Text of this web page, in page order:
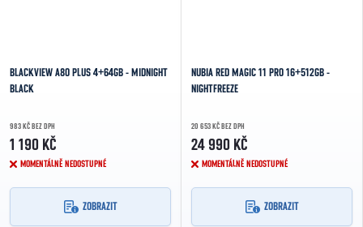
BLACKVIEW A80 PLUS 4+64GB - MIDNIGHT
BLACK
983 KČ BEZ DPH
1 190 KČ
MOMENTÁLNĚ NEDOSTUPNÉ
ZOBRAZIT
NUBIA RED MAGIC 11 PRO 16+512GB -
NIGHTFREEZE
20 653 KČ BEZ DPH
24 990 KČ
MOMENTÁLNĚ NEDOSTUPNÉ
ZOBRAZIT